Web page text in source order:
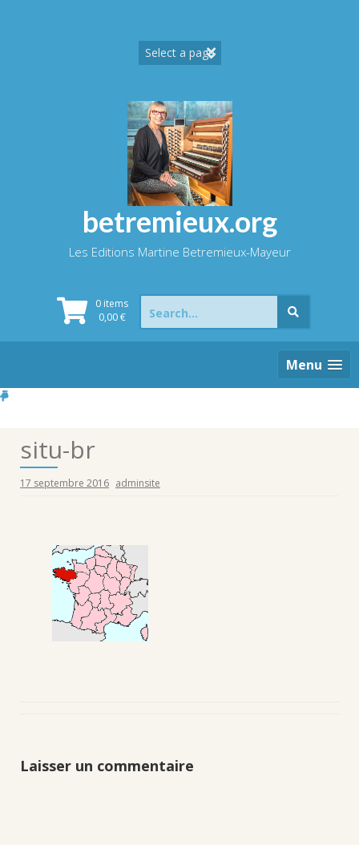
betremieux.org
Les Editions Martine Betremieux-Mayeur
0 items
0,00€
Search
for:
Menu
situ-br
17 septembre 2016 adminsite
Laisser un commentaire